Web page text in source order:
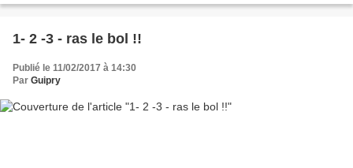
1- 2 -3 - ras le bol !!
Publié le 11/02/2017 à 14:30
Par Guipry